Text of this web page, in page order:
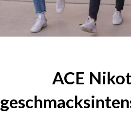
ACE